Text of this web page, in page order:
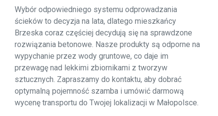
Wybór odpowiedniego systemu odprowadzania
ścieków to decyzja na lata, dlatego mieszkańcy
Brzeska coraz częściej decydują się na sprawdzone
rozwiązania betonowe. Nasze produkty są odporne na
wypychanie przez wody gruntowe, co daje im
przewagę nad lekkimi zbiornikami z tworzyw
sztucznych. Zapraszamy do kontaktu, aby dobrać
optymalną pojemność szamba i umówić darmową
wycenę transportu do Twojej lokalizacji w Małopolsce.